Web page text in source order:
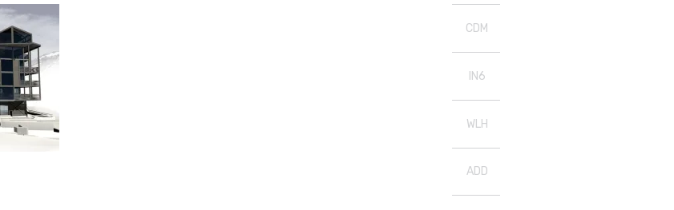
CDM
IN6
WLH
ADD